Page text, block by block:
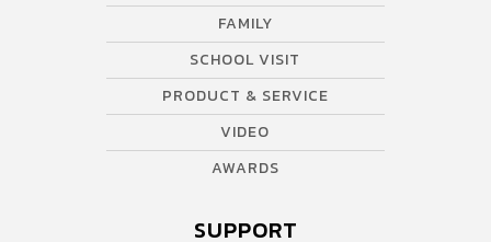
FAMILY
SCHOOL VISIT
PRODUCT & SERVICE
VIDEO
AWARDS
SUPPORT